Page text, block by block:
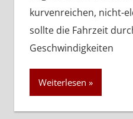
kurvenreichen, nicht-
sollte die Fahrzeit
Geschwindigkeiten
Weiterlesen